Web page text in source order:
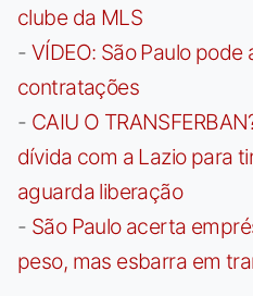
clube da MLS
- VÍDEO: São Paulo
contratações
- CAIU O
dívida com a Lazio para
aguarda liberação
- São Paulo acerta
peso, mas esbarra em